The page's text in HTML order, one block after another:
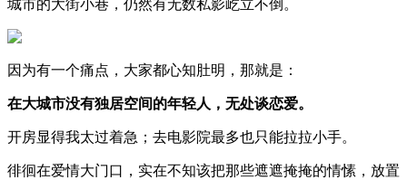
城市的大街小巷，仍然有无数私影屹立不倒。
因为有一个痛点，大家都心知肚明，那就是：
在大城市没有独居空间的年轻人，无处谈恋爱。
开房显得我太过着急；去电影院最多也只能拉拉小手。
徘徊在爱情大门口，实在不知该把那些遮遮掩掩的情愫，放置